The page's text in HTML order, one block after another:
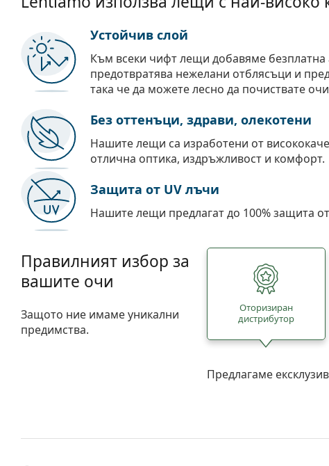
Устойчив слой
Към всеки чифт лещи добавяме
предотвратява нежелани отблясъци и
така че да можете лесно да почиствате
Без оттенъци, здрави, олекотени
Нашите лещи са изработени от
отлична оптика, издръжливост и комфорт.
Защита от UV лъчи
Нашите лещи предлагат до 100% защита
Правилният избор за
вашите очи
Защото ние имаме уникални
предимства.
Oторизиран
дистрибутор
Предлагаме